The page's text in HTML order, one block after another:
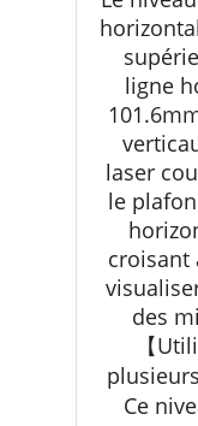
ligne
laser
le
croisant
des
【
Ce